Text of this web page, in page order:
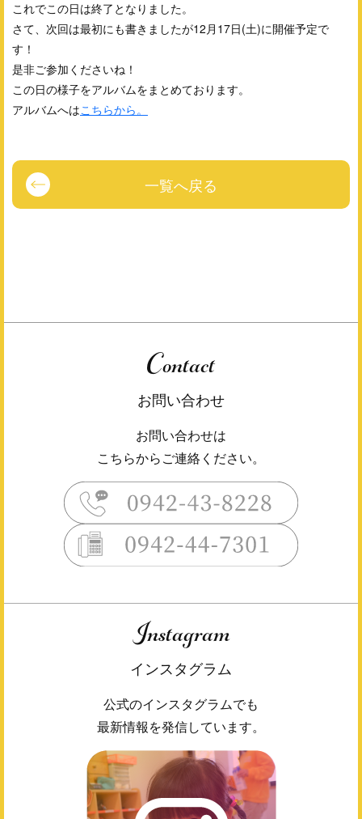
これでこの日は終了となりました。
さて、次回は最初にも書きましたが12月17日(土)に開催予定で
す！
是非ご参加くださいね！
この日の様子をアルバムをまとめております。
アルバムへはこちらから。
一覧へ戻る
Contact
お問い合わせ
お問い合わせは
こちらからご連絡ください。
Instagram
インスタグラム
公式のインスタグラムでも
最新情報を発信しています。